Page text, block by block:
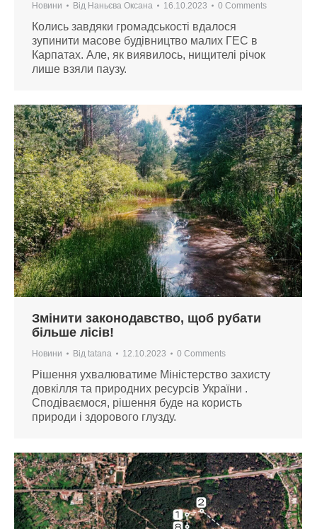
Новини Від Наньєва Оксана 16.10.2023 0 Comments
Колись завдяки громадськості вдалося
зупинити масове будівництво малих ГЕС в
Карпатах. Але, як виявилось, нищителі річок
лише взяли паузу.
Змінити законодавство, щоб рубати
більше лісів!
Новини Від tatana 12.10.2023 0 Comments
Рішення ухвалюватиме Міністерство захисту
довкілля та природних ресурсів України .
Сподіваємося, рішення буде на користь
природи і здорового глузду.